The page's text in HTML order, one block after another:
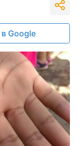
в Google